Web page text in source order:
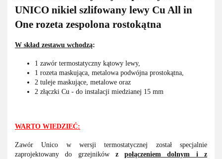
UNICO nikiel szlifowany lewy Cu All in
One rozeta zespolona rostokątna
W skład zestawu wchodzą:
1 zawór termostatyczny kątowy lewy,
1 rozeta maskująca, metalowa podwójna prostokątna,
2 tuleje maskujące, metalowe oraz
2 złączki Cu - do instalacji miedzianej 15 mm
WARTO WIEDZIEĆ:
Zawór Unico w wersji termostatycznej został specjalnie
zaprojektowany do grzejników zpołączeniem dolnym i z